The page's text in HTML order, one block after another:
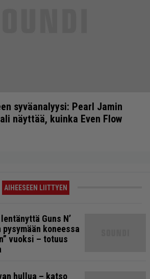
syväanalyysi: Pearl Jamin
näyttää, kuinka Even Flow
AIHEESEEN LIITTYEN
Guns N’
koneessa
vuoksi – totuus
hullua – katso